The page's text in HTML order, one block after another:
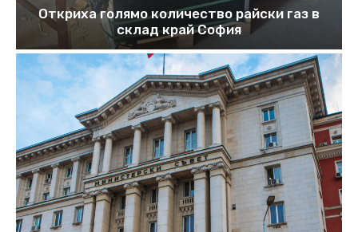
Откриха голямо количество райски газ в
склад край София